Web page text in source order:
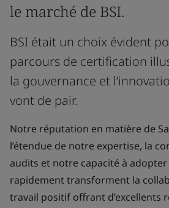
le marché de BSI.
BSI était un choix évident
parcours de certification
la gouvernance et
vont de pair.
Notre réputation en matière de
l’étendue de notre expertise, la
audits et notre capacité à adopter
rapidement transforment la
travail positif offrant d’excellents